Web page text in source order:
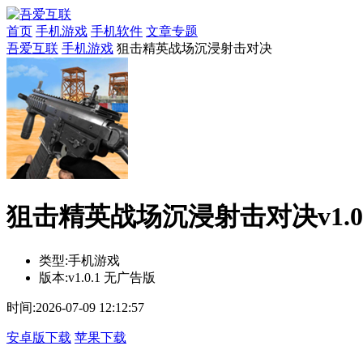
首页 手机游戏 手机软件 文章专题
吾爱互联 手机游戏 狙击精英战场沉浸射击对决
狙击精英战场沉浸射击对决
类型:手机游戏
版本:v1.0.1 无广告版
时间:2026-07-09 12:12:57
安卓版下载 苹果下载